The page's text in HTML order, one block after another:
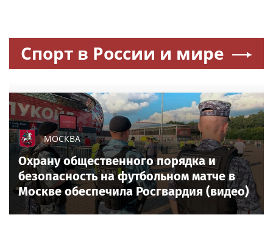
Спорт в России и мире
МОСКВА
Охрану общественного порядка и
безопасность на футбольном матче в
Москве обеспечила Росгвардия (видео)